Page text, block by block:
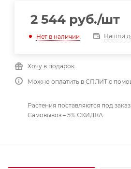
2 544 руб./шт
Нет в наличии Нашли
Хочу в подарок
Можно оплатить в СПЛИТ с
Растения поставляются под заказ
Самовывоз – 5% СКИДКА